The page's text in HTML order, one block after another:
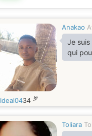
Anakao
Je
qui
Ideal0434 岁
Toliara